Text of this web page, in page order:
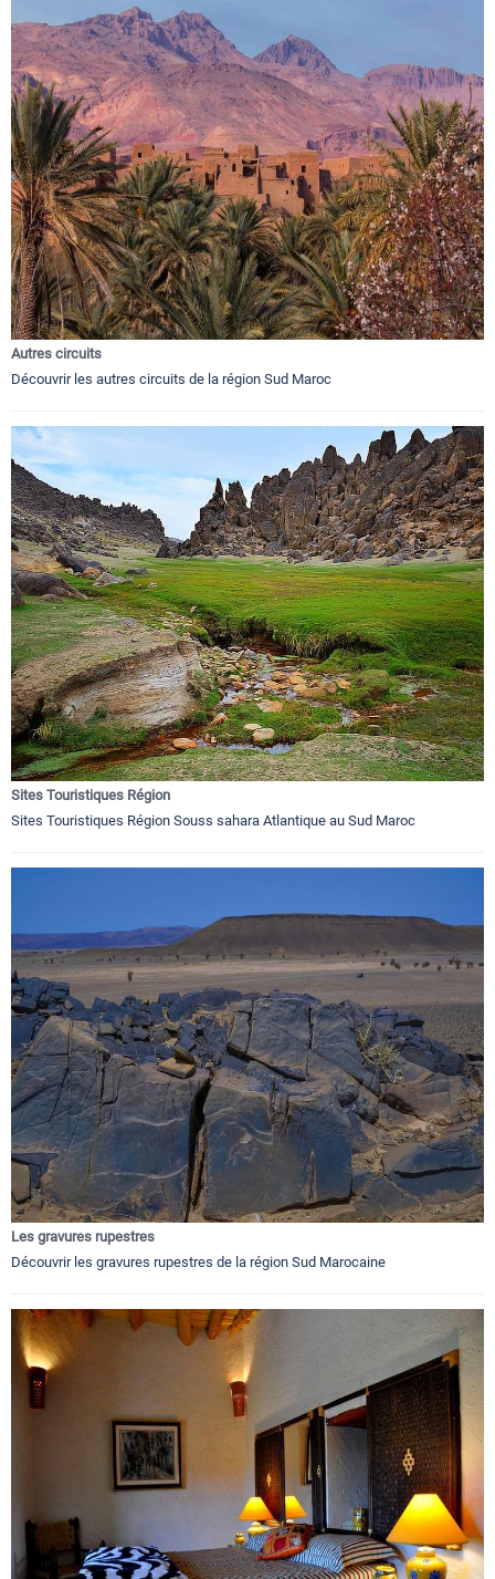
Autres circuits
Découvrir les autres circuits de la région Sud Maroc
Sites Touristiques Région
Sites Touristiques Région Souss sahara Atlantique au Sud Maroc
Les gravures rupestres
Découvrir les gravures rupestres de la région Sud Marocaine